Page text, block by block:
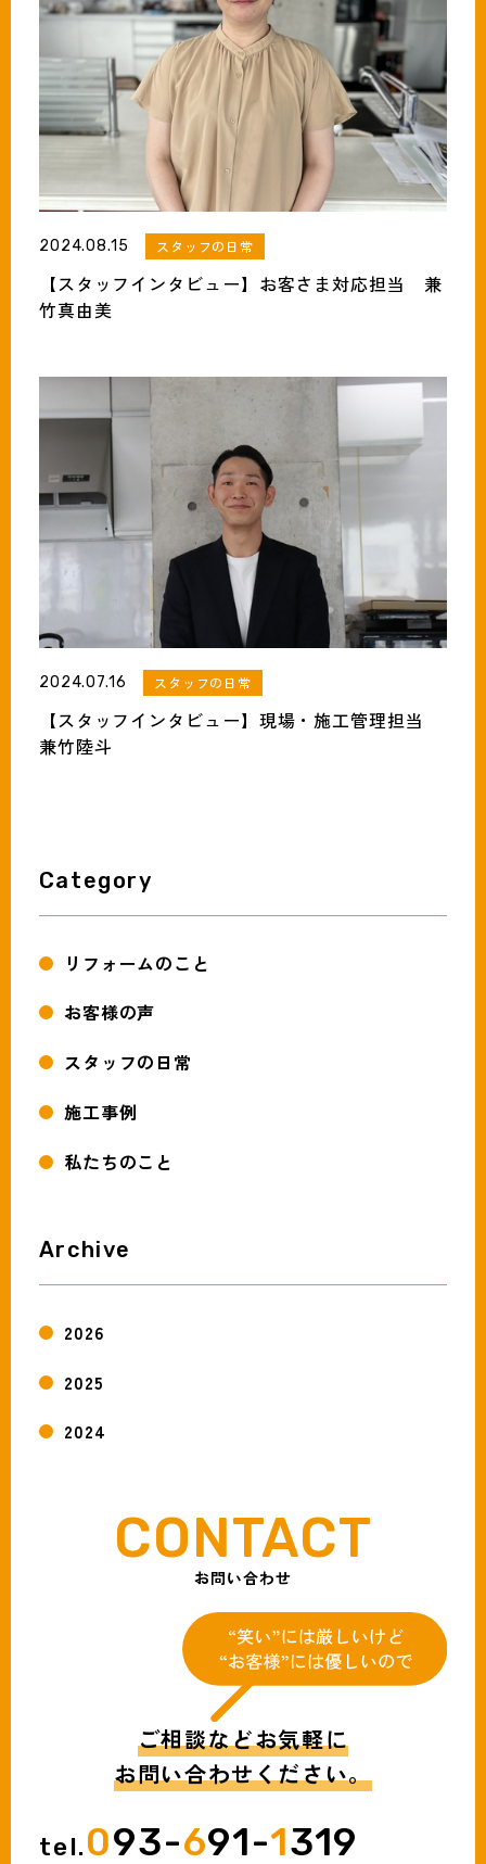
2024.08.15 スタッフの日常
【スタッフインタビュー】お客さま対応担当 兼
竹真由美
2024.07.16 スタッフの日常
【スタッフインタビュー】現場・施工管理担当
兼竹陸斗
Category
リフォームのこと
お客様の声
スタッフの日常
施工事例
私たちのこと
Archive
2026
2025
2024
お問い合わせ
ご相談などお気軽に
お問い合わせください。
tel.093-691-1319